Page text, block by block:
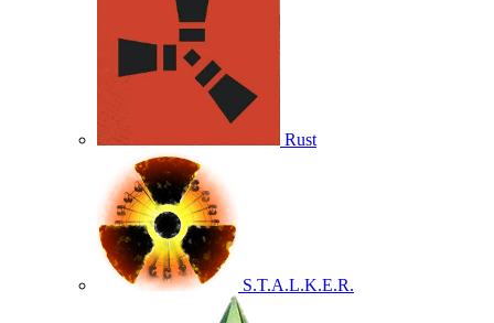
Rust
S.T.A.L.K.E.R.